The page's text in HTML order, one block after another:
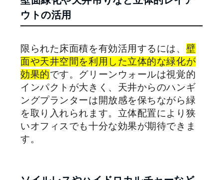
ウトの活用
限られた床面積を有効活用するには、 壁
面や天井空間を利用した立体的な緑化が
効果的です。グリーンウォールは視覚的
インパクトが大きく、天井からのハンギ
ングプランターは開放感を保ちながら緑
を取り入れられます。立体配置により狭
いオフィスでも十分な効果が期待できま
す。